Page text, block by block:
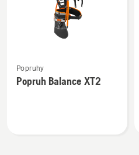
viac
podrobností
Popruhy
Popruh Balance XT2